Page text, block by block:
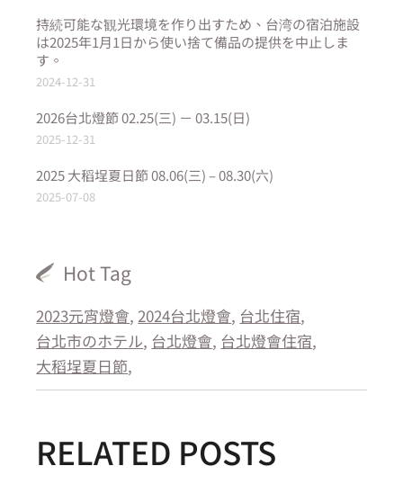
持続可能な観光環境を作り出すため、台湾の宿泊施設
は2025年1月1日から使い捨て備品の提供を中止しま
す。
2024-12-31
2026台北燈節 02.25(三) － 03.15(日)
2025-12-31
2025 大稻埕夏日節 08.06(三) – 08.30(六)
2025-07-08
Hot Tag
2023元宵燈會 2024台北燈會 台北住宿
台北市のホテル 台北燈會 台北燈會住宿
大稻埕夏日節
RELATED POSTS